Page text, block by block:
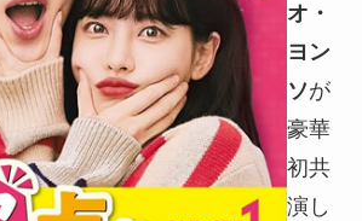
オ・
ヨン
ソが
豪華
初共
演し